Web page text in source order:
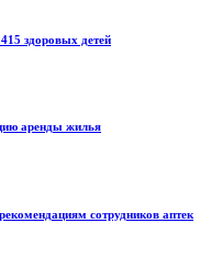
здоровых детей
аренды жилья
сотрудников аптек